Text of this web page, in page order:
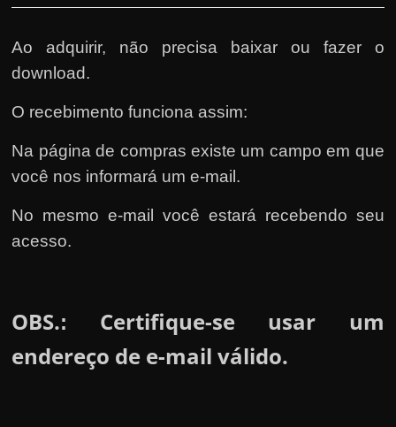
Ao adquirir, não precisa baixar ou fazer o
download.
O recebimento funciona assim:
Na página de compras existe um campo em que
você nos informará um e-mail.
No mesmo e-mail você estará recebendo seu
acesso.
OBS.:
Certifique-se usar um
endereço de e-mail válido.